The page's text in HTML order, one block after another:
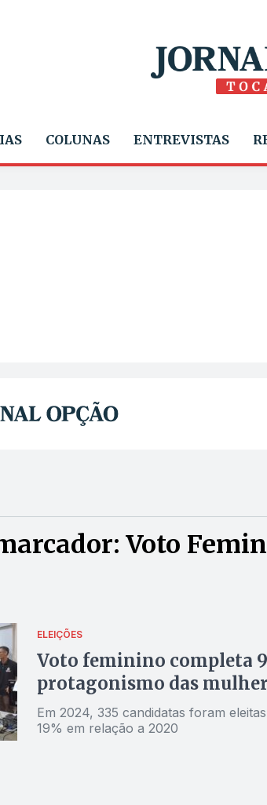
COLUNAS ENTREVISTAS
Voto
ELEIÇÕES
Voto feminino completa
protagonismo das
Em 2024, 335 candidatas foram
19% em relação a 2020